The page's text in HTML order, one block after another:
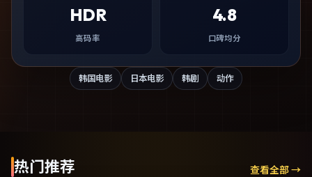
HDR
高码率
4.8
口碑均分
韩国电影 日本电影 韩剧 动作
热门推荐 查看全部 →